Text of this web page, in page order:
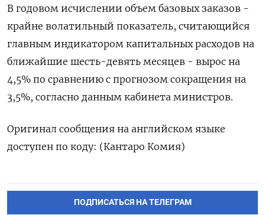
В годовом исчислении объем базовых заказов -
крайне волатильный показатель, считающийся
главным индикатором капитальных расходов на
ближайшие шесть-девять месяцев - вырос на
4,5% по сравнению с прогнозом сокращения на
3,5%, согласно данным кабинета министров.
Оригинал сообщения на английском языке
доступен по коду: (Кантаро Комия)
ПОДПИСАТЬСЯ НА ТЕЛЕГРАМ